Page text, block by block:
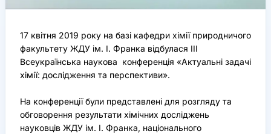
17 квітня 2019 року на базі кафедри хімії природничого
факультету ЖДУ ім. І. Франка відбулася ІІІ
Всеукраїнська наукова конференція «Актуальні задачі
хімії: дослідження та перспективи».
На конференції були представлені для розгляду та
обговорення результати хімічних досліджень
науковців ЖДУ ім. І. Франка, національного